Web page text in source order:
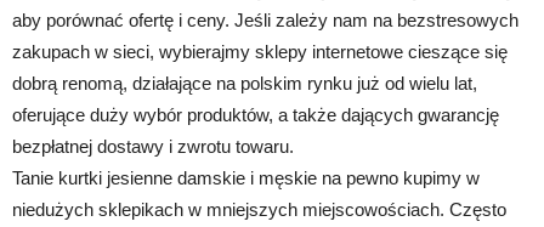
aby porównać ofertę i ceny. Jeśli zależy nam na bezstresowych
zakupach w sieci, wybierajmy sklepy internetowe cieszące się
dobrą renomą, działające na polskim rynku już od wielu lat,
oferujące duży wybór produktów, a także dających gwarancję
bezpłatnej dostawy i zwrotu towaru.
Tanie kurtki jesienne damskie i męskie na pewno kupimy w
niedużych sklepikach w mniejszych miejscowościach. Często